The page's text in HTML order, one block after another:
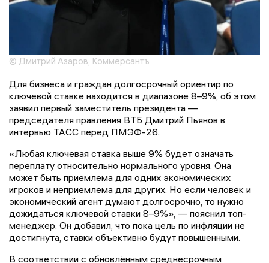
© Дмитрий Азаров, Коммерсантъ
Для бизнеса и граждан долгосрочный ориентир по
ключевой ставке находится в диапазоне 8–9%, об этом
заявил первый заместитель президента —
председателя правления ВТБ Дмитрий Пьянов в
интервью ТАСС перед ПМЭФ-26.
«Любая ключевая ставка выше 9% будет означать
переплату относительно нормального уровня. Она
может быть приемлема для одних экономических
игроков и неприемлема для других. Но если человек и
экономический агент думают долгосрочно, то нужно
дожидаться ключевой ставки 8–9%», — пояснил топ-
менеджер. Он добавил, что пока цель по инфляции не
достигнута, ставки объективно будут повышенными.
В соответствии с обновлённым среднесрочным